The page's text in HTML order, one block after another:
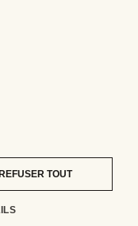
REFUSER TOUT